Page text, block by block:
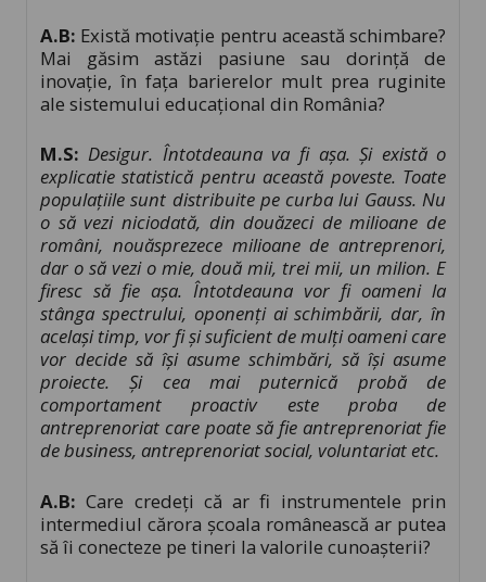
A.B: Există motivație pentru această schimbare?
Mai găsim astăzi pasiune sau dorință de
inovație, în faţa barierelor mult prea ruginite
ale sistemului educaţional din România?
M.S:Desigur. Întotdeauna va fi așa. Și există o
explicatie statistică pentru această poveste. Toate
populațiile sunt distribuite pe curba lui Gauss. Nu
o să vezi niciodată, din douăzeci de milioane de
români, nouăsprezece milioane de antreprenori,
dar o să vezi o mie, două mii, trei mii, un milion. E
firesc să fie așa. Întotdeauna vor fi oameni la
stânga spectrului, oponenți ai schimbării, dar, în
același timp, vor fi și suficient de mulți oameni care
vor decide să își asume schimbări, să își asume
proiecte. Și cea mai puternică probă de
comportament proactiv este proba de
antreprenoriat care poate să fie antreprenoriat fie
de business, antreprenoriat social, voluntariat etc.
A.B:Care credeți că ar fi instrumentele prin
intermediul cărora școala românească ar putea
să îi conecteze pe tineri la valorile cunoașterii?